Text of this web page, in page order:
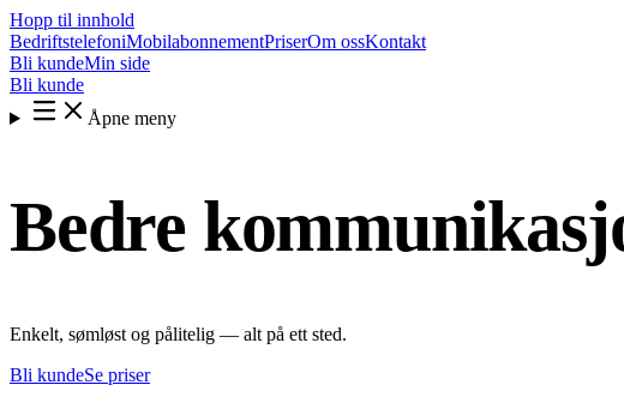
Hopp til innhold
BedriftstelefoniMobilabonnementPriserOm ossKontakt
Bli kundeMin side
Bli kunde
Åpne meny
Bedre
Enkelt, sømløst og pålitelig — alt på ett sted.
Bli kundeSe priser